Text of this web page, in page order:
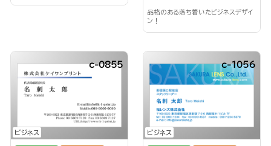
品格のある落ち着いたビジネスデザイ
ン！
ビジネス
c-0855
ビジネス
c-1056